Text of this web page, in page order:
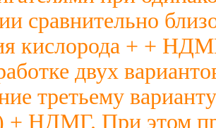
сравнительно
кислорода + +
двух
третьему
НДМГ. При этом